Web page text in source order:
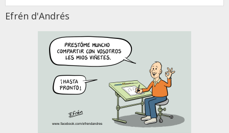
Efrén d'Andrés